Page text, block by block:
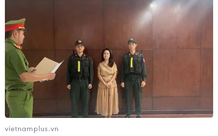
Phim mới trên VTV: Cuộc đấu trí âm
thầm để gìn giữ 'Trời cao nguyên
xanh'
01/07/2026 11:10
Điện ảnh Việt kết nối văn hóa, lan tỏa
khát vọng hòa bình tại Australia
29/06/2026 13:01
vietnamplus.vn